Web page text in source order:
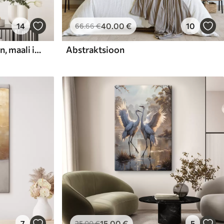
14
Abstraktne kompositsioon, maali imitatsioon
66.66€40.00€ 10
Abstraktsioon